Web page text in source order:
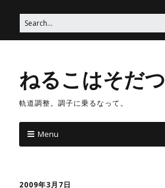
ねるこはそだつ
軌道調整。調子に乗るなって。
Menu
2009年3月7日